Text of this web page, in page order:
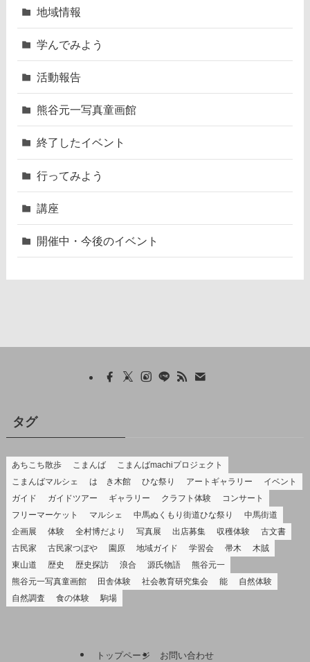
地域情報
学んでみよう
活動報告
熊谷元一写真童画館
終了したイベント
行ってみよう
講座
開催中・今後のイベント
タグ
あちこち散歩 こまんば
こまんばmachiプロジェクト
こまんばマルシェ
はゝき木館 ひな祭り アートギャラリー
イベント
ガイド
ガイドツアー ギャラリー クラフト体験
コンサート
フリーマーケット
マルシェ 中馬ぬくもり街道ひな祭り
中馬街道
企画展
体験 全村博だより 写真展 出店募集 収穫体験
古文書
古民家
古民家つぼや 園原 地域ガイド 学習会 帚木
木賊
東山道
歴史 歴史探訪 浪合 源氏物語
熊谷元一
熊谷元一写真童画館
田舎体験 社会教育研究集会 能
自然体験
自然調査
食の体験 駒場
トップページ お問い合わせ